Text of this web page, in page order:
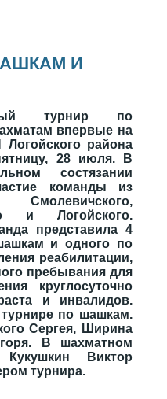
И
турнир по
впервые на
района
28 июля. В
состязании
команды из
и Логойского.
представила 4
и одного по
реабилитации,
пребывания для
круглосуточно
и инвалидов.
по шашкам.
Сергея, Ширина
В шахматном
Виктор
турнира.